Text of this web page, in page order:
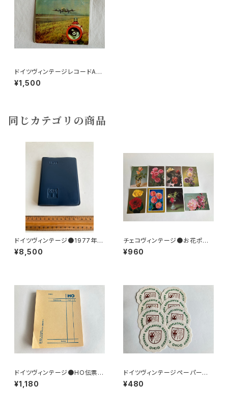
ドイツヴィンテージレコードAMI
GAEXPRESS1970a
¥1,500
同じカテゴリの商品
ドイツヴィンテージ●1977年ポ
ケットカレンダーKDT手帳未使
用DDR
¥8,500
チェコヴィンテージ●お花ポスト
カード8枚組
¥960
ドイツヴィンテージ●HO伝票9
0枚
¥1,180
ドイツヴィンテージペーパーコ
ースター8枚組●HO
¥480